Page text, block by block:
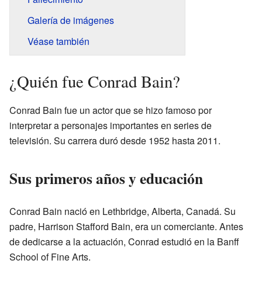
Galería de imágenes
Véase también
¿Quién fue Conrad Bain?
Conrad Bain fue un actor que se hizo famoso por
interpretar a personajes importantes en series de
televisión. Su carrera duró desde 1952 hasta 2011.
Sus primeros años y educación
Conrad Bain nació en Lethbridge, Alberta, Canadá. Su
padre, Harrison Stafford Bain, era un comerciante. Antes
de dedicarse a la actuación, Conrad estudió en la Banff
School of Fine Arts.